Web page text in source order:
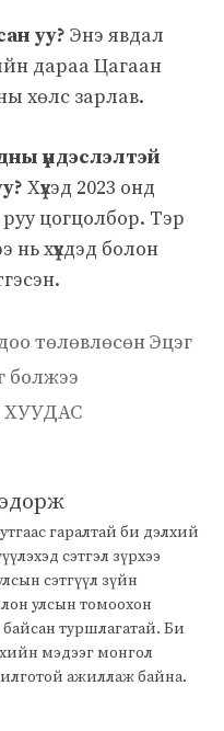
уу? Энэ явдал
дараа Цагаан
хөлс зарлав.
үндэслэлтэй
Хүүхэд 2023 онд
цогцолбор. Тэр
хүүхдэд болон
төлөвлөсөн Эцэг
болжээ
гаралтай би дэлхий
сэтгэл зүрхээ
сэтгүүл зүйн
улсын томоохон
туршлагатай. Би
мэдээг монгол
ажиллаж байна.